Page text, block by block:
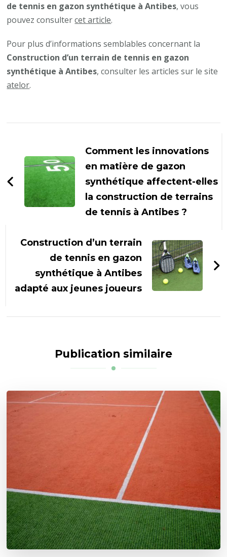
de tennis en gazon synthétique à Antibes, vous
pouvez consultercet article.
Pour plus d’informations semblables concernant la
Construction d’un terrain de tennis en gazon
synthétique à Antibes, consulter les articles sur le site
atelor.
d'article
Comment les innovations
en matière de gazon
synthétique affectent-elles
la construction de terrains
de tennis à Antibes ?
Construction d’un terrain
de tennis en gazon
synthétique à Antibes
adapté aux jeunes joueurs
Publication similaire